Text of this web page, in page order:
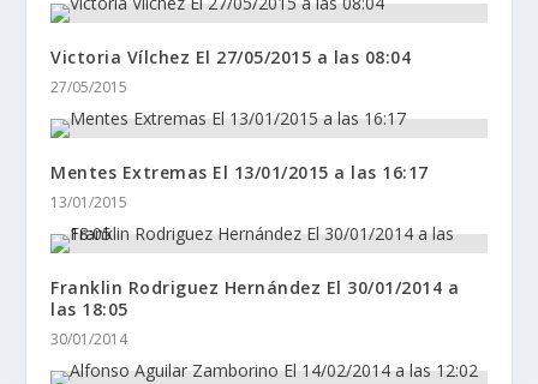
Victoria Vílchez El 27/05/2015 a las 08:04
27/05/2015
Mentes Extremas El 13/01/2015 a las 16:17
13/01/2015
Franklin Rodriguez Hernández El 30/01/2014 a
las 18:05
30/01/2014